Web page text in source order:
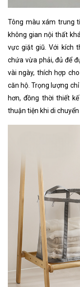
Tông màu xám trung
không gian nội thất
vực giặt giũ. Với kích
chứa vừa phải, đủ để
vài ngày, thích hợp
căn hộ. Trọng lượng chỉ
hơn, đồng thời thiết
thuận tiện khi di